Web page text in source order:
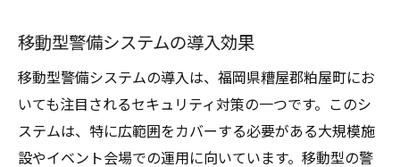
移動型警備システムの導入効果
移動型警備システムの導入は、福岡県糟屋郡粕屋町にお
いても注目されるセキュリティ対策の一つです。このシ
ステムは、特に広範囲をカバーする必要がある大規模施
設やイベント会場での運用に向いています。移動型の警